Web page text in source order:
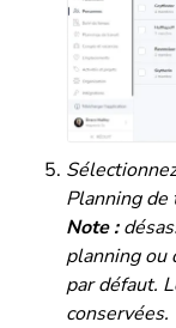
Planning de
Note :
planning ou
par défaut.
conservées.